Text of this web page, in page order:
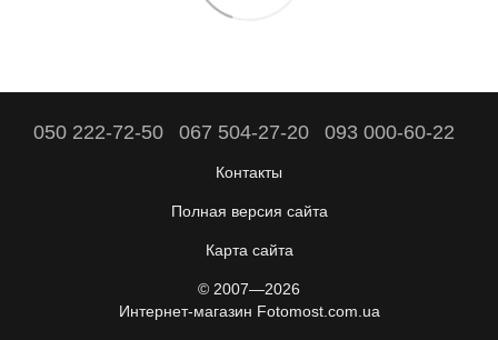
050 222-72-50 067 504-27-20 093 000-60-22
Контакты
Полная версия сайта
Карта сайта
© 2007—2026
Интернет-магазин Fotomost.com.ua